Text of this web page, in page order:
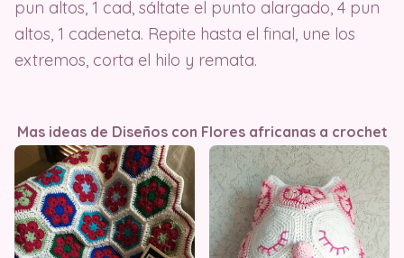
pun altos, 1 cad, sáltate el punto alargado, 4 pun
altos, 1 cadeneta. Repite hasta el final, une los
extremos, corta el hilo y remata.
Mas ideas de Diseños con Flores africanas a crochet